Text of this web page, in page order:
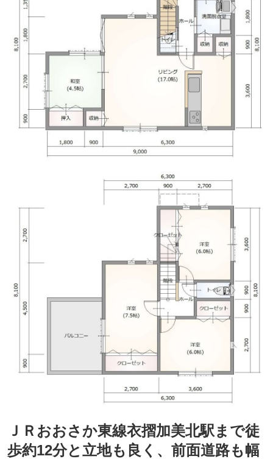
ＪＲおおさか東線衣摺加美北駅まで徒
歩約12分と立地も良く、前面道路も幅